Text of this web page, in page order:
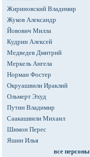
Жириновский Владимир
Жуков Александр
Йовович Милла
Кудрин Алексей
Медведев Дмитрий
Меркель Ангела
Норман Фостер
Окруашвили Ираклий
Ольмерт Эхуд
Путин Владимир
Саакашвили Михаил
Шимон Перес
Яшин Илья
все персоны